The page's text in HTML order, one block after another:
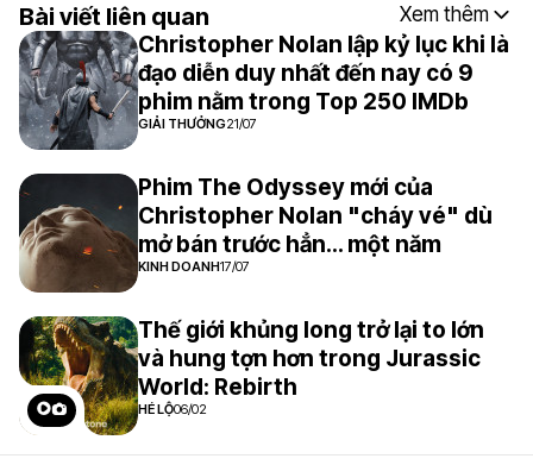
Bài viết liên quan Xem thêm
Christopher Nolan lập kỷ lục khi là
đạo diễn duy nhất đến nay có 9
phim nằm trong Top 250 IMDb
GIẢI THƯỞNG21/07
Phim The Odyssey mới của
Christopher Nolan "cháy vé" dù
mở bán trước hẳn... một năm
KINH DOANH17/07
Thế giới khủng long trở lại to lớn
và hung tợn hơn trong Jurassic
World: Rebirth
HÉ LỘ06/02